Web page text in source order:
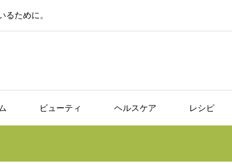
ために。
ビューティ ヘルスケア レシピ